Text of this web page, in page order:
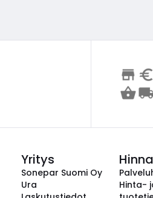
Yritys
Sonepar Suomi Oy
Ura
Hinta-